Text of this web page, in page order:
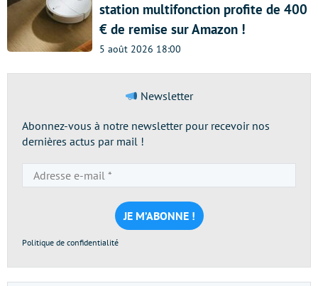
station multifonction profite de 400
€ de remise sur Amazon !
5 août 2026 18:00
Newsletter
Abonnez-vous à notre newsletter pour recevoir nos
dernières actus par mail !
e-
mail
*
Politique de confidentialité